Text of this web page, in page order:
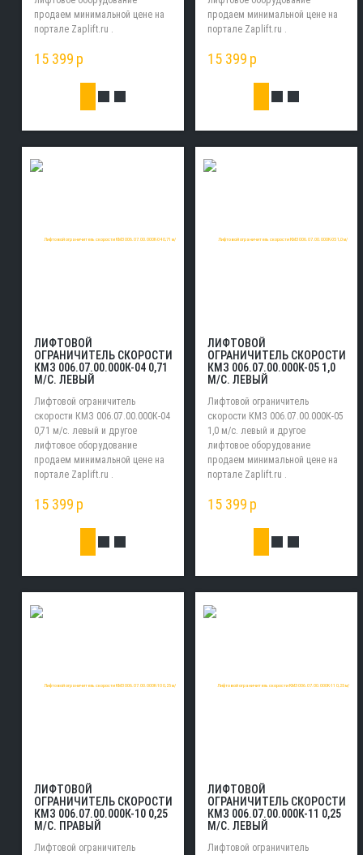
продаем минимальной цене на
портале Zaplift.ru .
15 399 p
продаем минимальной цене на
портале Zaplift.ru .
15 399 p
ЛИФТОВОЙ
ОГРАНИЧИТЕЛЬ СКОРОСТИ
КМЗ 006.07.00.000К-04 0,71
М/С. ЛЕВЫЙ
Лифтовой ограничитель
скорости КМЗ 006.07.00.000К-04
0,71 м/с. левый и другое
лифтовое оборудование
продаем минимальной цене на
портале Zaplift.ru .
15 399 p
ЛИФТОВОЙ
ОГРАНИЧИТЕЛЬ СКОРОСТИ
КМЗ 006.07.00.000К-05 1,0
М/С. ЛЕВЫЙ
Лифтовой ограничитель
скорости КМЗ 006.07.00.000К-05
1,0 м/с. левый и другое
лифтовое оборудование
продаем минимальной цене на
портале Zaplift.ru .
15 399 p
ЛИФТОВОЙ
ОГРАНИЧИТЕЛЬ СКОРОСТИ
КМЗ 006.07.00.000К-10 0,25
М/С. ПРАВЫЙ
Лифтовой ограничитель
ЛИФТОВОЙ
ОГРАНИЧИТЕЛЬ СКОРОСТИ
КМЗ 006.07.00.000К-11 0,25
М/С. ЛЕВЫЙ
Лифтовой ограничитель